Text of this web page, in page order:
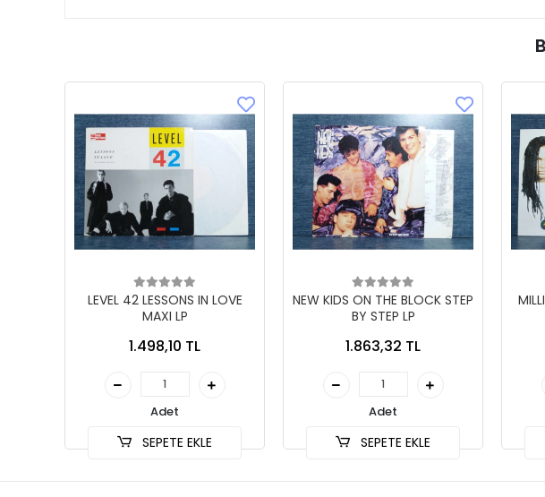
LEVEL 42 LESSONS IN LOVE
MAXI LP
1.498,10 TL
Adet
SEPETE EKLE
NEW KIDS ON THE BLOCK STEP
BY STEP LP
1.863,32 TL
Adet
SEPETE EKLE